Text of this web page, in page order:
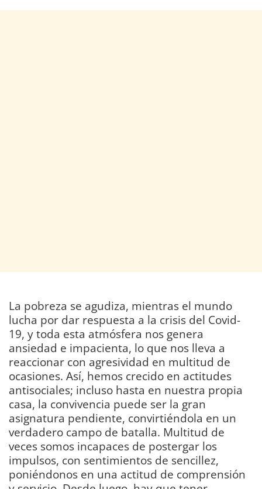
La pobreza se agudiza, mientras el mundo
lucha por dar respuesta a la crisis del Covid-
19, y toda esta atmósfera nos genera
ansiedad e impacienta, lo que nos lleva a
reaccionar con agresividad en multitud de
ocasiones. Así, hemos crecido en actitudes
antisociales; incluso hasta en nuestra propia
casa, la convivencia puede ser la gran
asignatura pendiente, convirtiéndola en un
verdadero campo de batalla. Multitud de
veces somos incapaces de postergar los
impulsos, con sentimientos de sencillez,
poniéndonos en una actitud de comprensión